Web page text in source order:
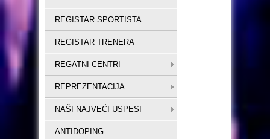
REGISTAR SPORTISTA
REGISTAR TRENERA
REGATNI CENTRI
REPREZENTACIJA
NAŠI NAJVEĆI USPESI
ANTIDOPING